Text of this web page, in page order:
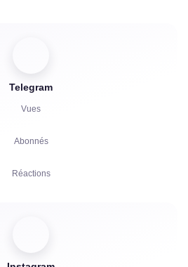
Écoutes
Telegram
Vues
Abonnés
Réactions